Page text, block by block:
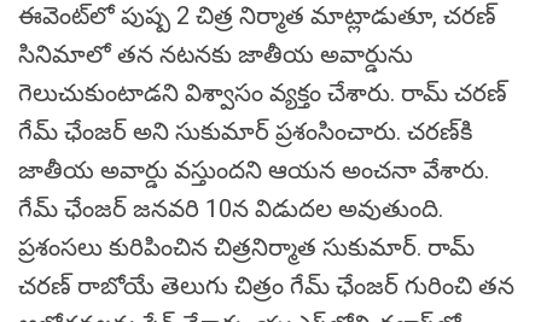
ఈవెంట్‌లో పుష్ప 2 చిత్ర నిర్మాత మాట్లాడుతూ, చరణ్
సినిమాలో తన నటనకు జాతీయ అవార్డును
గెలుచుకుంటాడని విశ్వాసం వ్యక్తం చేశారు. రామ్ చరణ్
గేమ్ ఛేంజర్ అని సుకుమార్ ప్రశంసించారు. చరణ్‌కి
జాతీయ అవార్డు వస్తుందని ఆయన అంచనా వేశారు.
గేమ్ ఛేంజర్ జనవరి 10న విడుదల అవుతుంది.
ప్రశంసలు కురిపించిన చిత్రనిర్మాత సుకుమార్. రామ్
చరణ్ రాబోయే తెలుగు చిత్రం గేమ్ ఛేంజర్ గురించి తన